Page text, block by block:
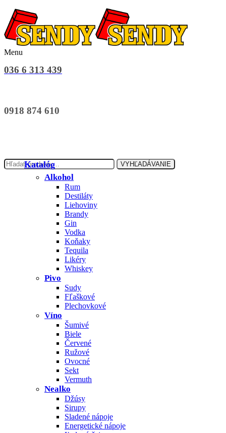
Menu
036 6 313 439
0918 874 610
VYHĽADÁVANIE
Katalóg
Alkohol
Rum
Destiláty
Liehoviny
Brandy
Gin
Vodka
Koňaky
Tequila
Likéry
Whiskey
Pivo
Sudy
Fľaškové
Plechovkové
Víno
Šumivé
Biele
Červené
Ružové
Ovocné
Sekt
Vermuth
Nealko
Džúsy
Sirupy
Sladené nápoje
Energetické nápoje